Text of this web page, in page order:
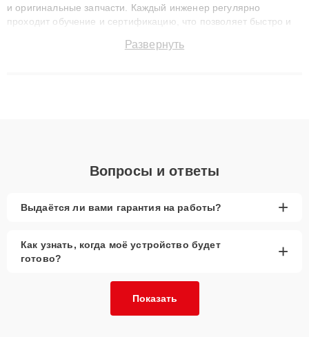
и оригинальные запчасти. Каждый инженер регулярно
проходит обучение и сертификацию, что позволяет быстро и
сохранением гарантии до 3 лет. Наши мастера решают
Развернуть
Вопросы и ответы
Выдаётся ли вами гарантия на работы? +
Как узнать, когда моё устройство будет
готово?
+
Показать